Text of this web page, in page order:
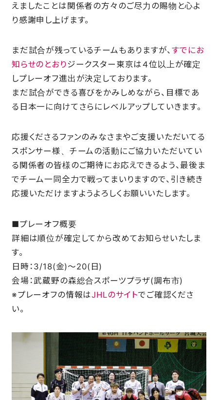
SHOP
CONTACT
お問い合わせ
スクール体験・入会希望
FAQ
えましたことは関係者の方々のご尽力の賜物と心よ
り感謝申し上げます。
まだ試合が残っているチームもありますが、 すでにお
知らせのとおりジークスター東京は４位以上が確定
しプレーオフ進出が決定しております。
まだ試合ができる喜びをかみしめながら、目標であ
る日本一に向けてさらにレベルアップしていきます。
応援くださるファンのみなさまやご支援いただいてる
スポンサー様、チームの活動にご協力いただいてい
る関係者の皆様のご期待にお応えできるよう、最後ま
でチーム一同全力で戦ってまいりますので、引き続き
応援いただけますようよろしくお願いいたします。
■プレーオフ概要
詳細は順位が確定してから改めてお知らせいたしま
す。
日時：3/18(金)～20(日)
会場：武蔵野の森総合スポーツプラザ(調布市)
※プレーオフの情報はJHLのサイトでご確認くださ
い。